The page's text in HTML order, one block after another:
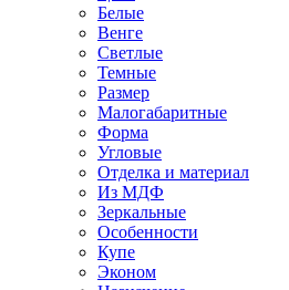
Белые
Венге
Светлые
Темные
Размер
Малогабаритные
Форма
Угловые
Отделка и материал
Из МДФ
Зеркальные
Особенности
Купе
Эконом